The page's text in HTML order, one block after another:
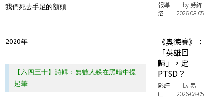
我們死去手足的額頭
2020年
【六四三十】詩輯：無數人躲在黑暗中提
起筆
報導 | by 勞緯
洛 | 2026-08-05
《奧德賽》：
「英雄回
歸」，定
PTSD？
影評 | by 易
山 | 2026-08-05